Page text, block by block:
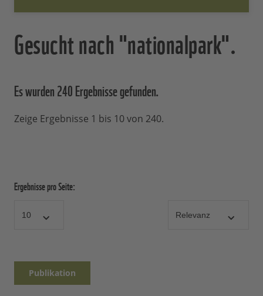
Gesucht nach "nationalpark".
Es wurden 240 Ergebnissegefunden.
Zeige Ergebnisse 1 bis 10 von 240.
Ergebnisse pro Seite:
Publikation